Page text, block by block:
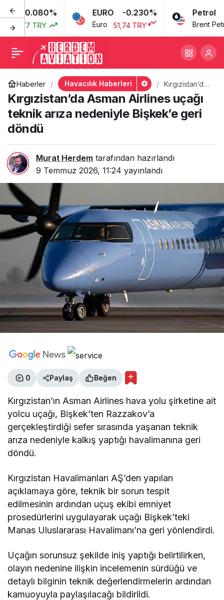
TRY
EURO -0.230%
Euro 51,74 TRY
Petrol
Brent Petrol
Haberler Havacılık Haberleri
Kırgızistan’da
Asman Airlines
uçağı teknik
arıza
nedeniyle
Kırgızistan’da Asman Airlines uçağı
teknik arıza nedeniyle Bişkek’e geri
döndü
Murat Herdem tarafından hazırlandı
9 Temmuz 2026, 11:24 yayınlandı
0 Paylaş Beğen
Kırgızistan’ın Asman Airlines hava yolu şirketine ait
yolcu uçağı, Bişkek’ten Razzakov’a
gerçekleştirdiği sefer sırasında yaşanan teknik
arıza nedeniyle kalkış yaptığı havalimanına geri
döndü.
Kırgızistan Havalimanları AŞ’den yapılan
açıklamaya göre, teknik bir sorun tespit
edilmesinin ardından uçuş ekibi emniyet
prosedürlerini uygulayarak uçağı Bişkek’teki
Manas Uluslararası Havalimanı’na geri yönlendirdi.
Uçağın sorunsuz şekilde iniş yaptığı belirtilirken,
olayın nedenine ilişkin incelemenin sürdüğü ve
detaylı bilginin teknik değerlendirmelerin ardından
kamuoyuyla paylaşılacağı bildirildi.
Rusya iç hat uçuşlarında
duty free’lerde alkol
satışına izin veren yasa
teklifini geri çekti
+ - 0 Paylaş